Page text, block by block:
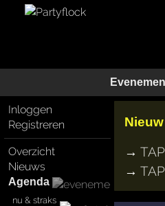
Inloggen
Registreren
Overzicht
Nieuws
Agenda
nu & straks
→
→